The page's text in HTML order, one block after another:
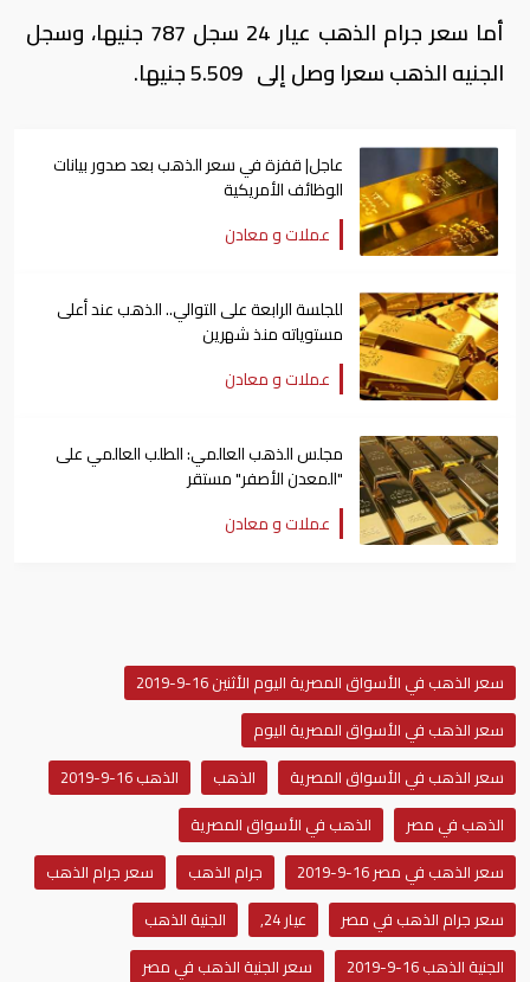
أما سعر جرام الذهب عيار 24 سجل 787 جنيها، وسجل
الجنيه الذهب سعرا وصل إلى 5.509 جنيها.
عاجل| قفزة في سعر الذهب بعد صدور بيانات
الوظائف الأمريكية
عملات و معادن
للجلسة الرابعة على التوالي.. الذهب عند أعلى
مستوياته منذ شهرين
عملات و معادن
مجلس الذهب العالمي: الطلب العالمي على
"المعدن الأصفر" مستقر
عملات و معادن
سعر الذهب في الأسواق المصرية اليوم الأثنين 16-9-2019
سعر الذهب في الأسواق المصرية اليوم
سعر الذهب في الأسواق المصرية
الذهب
الذهب 16-9-2019
الذهب في مصر
الذهب في الأسواق المصرية
سعر الذهب في مصر 16-9-2019
جرام الذهب
سعر جرام الذهب
سعر جرام الذهب في مصر
عيار 24,
الجنية الذهب
الجنية الذهب 16-9-2019
سعر الجنية الذهب في مصر